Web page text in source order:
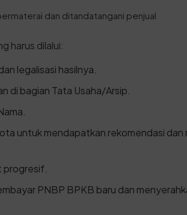
dan ditandatangani penjual
harus dilalui:
legalisasi hasilnya.
di bagian Tata Usaha/Arsip.
untuk mendapatkan rekomendasi dan
progresif.
PNBP BPKB baru dan